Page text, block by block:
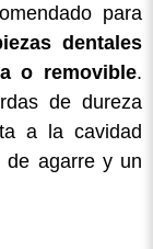
para
dentales
o removible.
de dureza
a la cavidad
de agarre y un